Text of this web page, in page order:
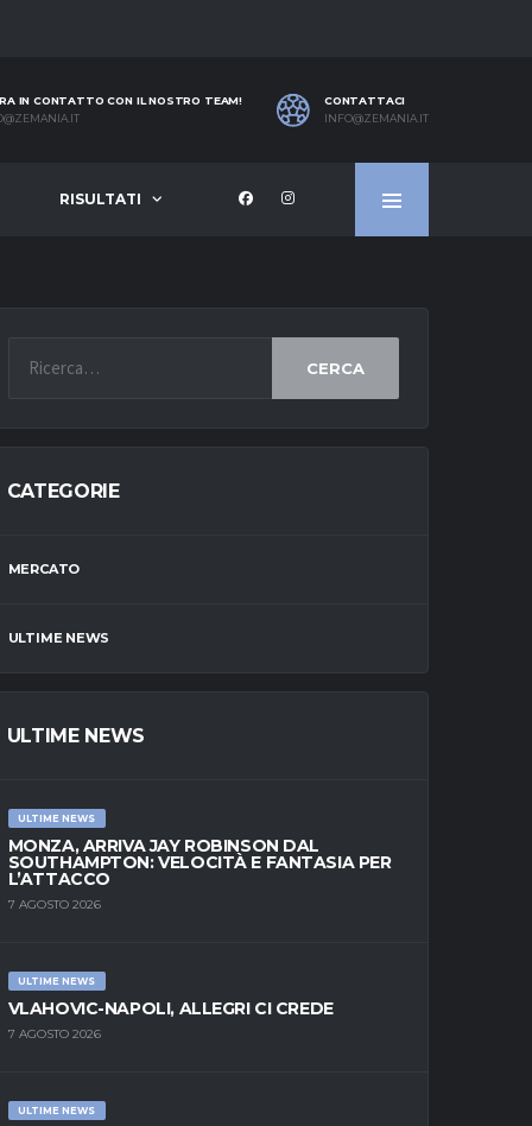
IN CONTATTO CON IL NOSTRO TEAM!
CONTATTACI
INFO@ZEMANIA.IT
RISULTATI
CERCA
CATEGORIE
MERCATO
ULTIME NEWS
ULTIME NEWS
ULTIME NEWS
MONZA, ARRIVA JAY ROBINSON DAL
SOUTHAMPTON: VELOCITÀ E FANTASIA PER
L’ATTACCO
7 AGOSTO 2026
ULTIME NEWS
VLAHOVIC-NAPOLI, ALLEGRI CI CREDE
7 AGOSTO 2026
ULTIME NEWS